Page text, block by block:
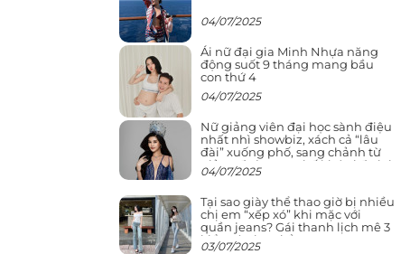
04/07/2025
Ái nữ đại gia Minh Nhựa năng
động suốt 9 tháng mang bầu
con thứ 4
04/07/2025
Nữ giảng viên đại học sành điệu
nhất nhì showbiz, xách cả “lâu
đài” xuống phố, sang chảnh từ
giảng đường ra phố khó ai đọ lại
04/07/2025
Tại sao giày thể thao giờ bị nhiều
chị em “xếp xó” khi mặc với
quần jeans? Gái thanh lịch mê 3
kiểu này hơn hẳn
03/07/2025